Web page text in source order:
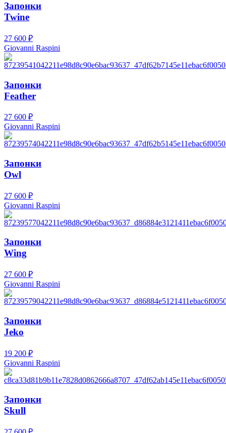
Запонки
Twine
27 600 ₽
Giovanni Raspini
Запонки
Feather
27 600 ₽
Giovanni Raspini
Запонки
Owl
27 600 ₽
Giovanni Raspini
Запонки
Wing
27 600 ₽
Giovanni Raspini
Запонки
Jeko
19 200 ₽
Giovanni Raspini
Запонки
Skull